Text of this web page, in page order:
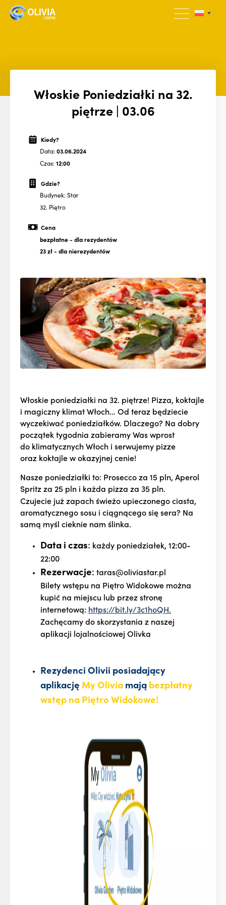
Włoskie Poniedziałki na 32.
piętrze | 03.06
Kiedy?
Data:03.06.2024
Czas:12:00
Gdzie?
Budynek: Star
32. Piętro
Cena
bezpłatne- dla rezydentów
23 zł- dla nierezydentów
Włoskie poniedziałki na 32. piętrze! Pizza, koktajle
i magiczny klimat Włoch… Od teraz będziecie
wyczekiwać poniedziałków. Dlaczego? Na dobry
początek tygodnia zabieramy Was wprost
do klimatycznych Włoch i serwujemy pizze
oraz koktajle w okazyjnej cenie!
Nasze poniedziałki to: Prosecco za 15 pln, Aperol
Spritz za 25 pln i każda pizza za 35 pln.
Czujecie już zapach świeżo upieczonego ciasta,
aromatycznego sosu i ciągnącego się sera? Na
samą myśl cieknie nam ślinka.
Data i czas: każdy poniedziałek, 12:00-
22:00
Rezerwacje: taras@oliviastar.pl
Bilety wstępu na Piętro Widokowe można
kupić na miejscu lub przez stronę
internetową: https://bit.ly/3c1hoQH.
Zachęcamy do skorzystania z naszej
aplikacji lojalnościowej Olivka
RezydenciOlivii posiadający
aplikację My Oliviamająbezpłatny
wstęp na Piętro Widokowe!